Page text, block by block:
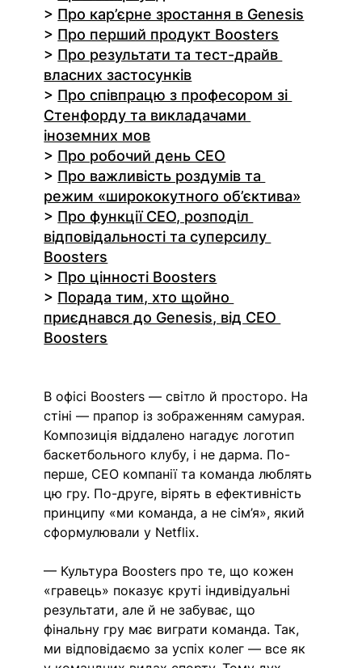
> Про кар’єрне зростання в Genesis
> Про перший продукт Boosters
> Про результати та тест-драйв
власних застосунків
> Про співпрацю з професором зі
Стенфорду та викладачами
іноземних мов
> Про робочий день СЕО
> Про важливість роздумів та
режим «ширококутного об’єктива»
> Про функції СЕО, розподіл
відповідальності та суперсилу
Boosters
> Про цінності Boosters
> Порада тим, хто щойно
приєднався до Genesis, від СЕО
Boosters
В офісі Boosters — світло й просторо. На
стіні — прапор із зображенням самурая.
Композиція віддалено нагадує логотип
баскетбольного клубу, і не дарма. По-
перше, СЕО компанії та команда люблять
цю гру. По-друге, вірять в ефективність
принципу «ми команда, а не сім’я», який
сформулювали у Netflix.
— Культура Boosters про те, що кожен
«гравець» показує круті індивідуальні
результати, але й не забуває, що
фінальну гру має виграти команда. Так,
ми відповідаємо за успіх колег — все як